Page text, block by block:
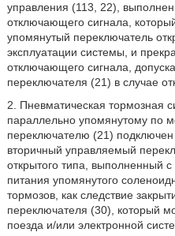
управления (113, 22),
отключающего сигнала,
упомянутый переключатель
эксплуатации системы, и
отключающего сигнала,
переключателя (21) в случае
2. Пневматическая тормозная
параллельно упомянутому по
переключателю (21)
вторичный управляемый
открытого типа, выполненный
питания упомянутого
тормозов, как следствие
переключателя (30), который
поезда и/или электронной